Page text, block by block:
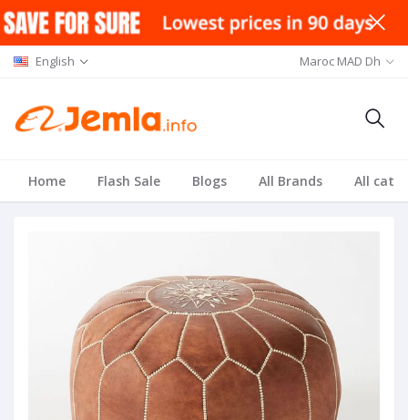
English Maroc MAD Dh
Home Flash Sale Blogs All Brands All